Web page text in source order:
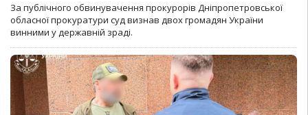
За публічного обвинувачення прокурорів Дніпропетровської
обласної прокуратури суд визнав двох громадян України
винними у державній зраді.